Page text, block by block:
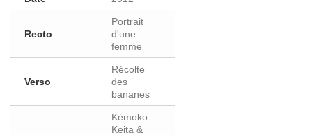
Recto
Portrait
d'une
femme
Verso
Récolte
des
bananes
Kémoko
Keita &